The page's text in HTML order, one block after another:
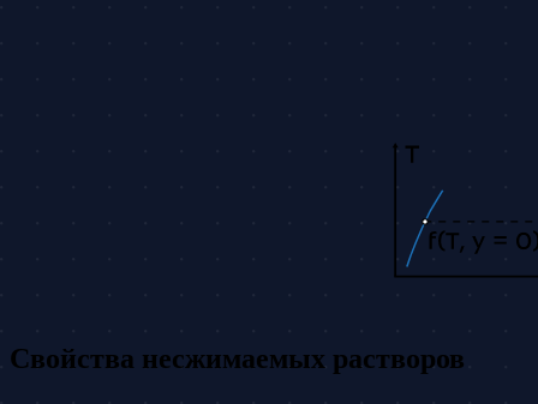
Свойства несжимаемых растворов